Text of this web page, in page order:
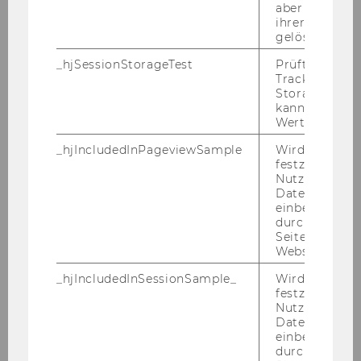
(Angestellte/r gemäß Kollektivvertrag für die
Arbeitnehmer/innen der Universitäten,
monatliches Mindestentgelt: 2.148,38 Euro
brutto, Anrechnung von tätigkeitsbezogenen
Beschäftigungsausmaß: 30 Std./Woche,
besetzen.
Universitätsassistent/inn/en prae doc eine
maximale Befristungsdauer von sechs Jahren
vorsieht. Bewerber/innen, die bereits als
Ersatzkräfte an der WU beschäftigt sind,
können daher nur mehr für die auf sechs Jahre
Wiederbestellung von Personen, die bereits
aber fast
ihrer
gelöscht.
_hjSessionStorageTest
Prüft, ob der
Tracking
Storage
kann. Wenn
Wert von 1
_hjIncludedInPageviewSample
Wird gesetzt,
festzustellen,
Nutzer in die
einbezogen
durch das
Website
_hjIncludedInSessionSample_
Wird gesetzt,
festzustellen,
Nutzer in die
einbezogen
durch das